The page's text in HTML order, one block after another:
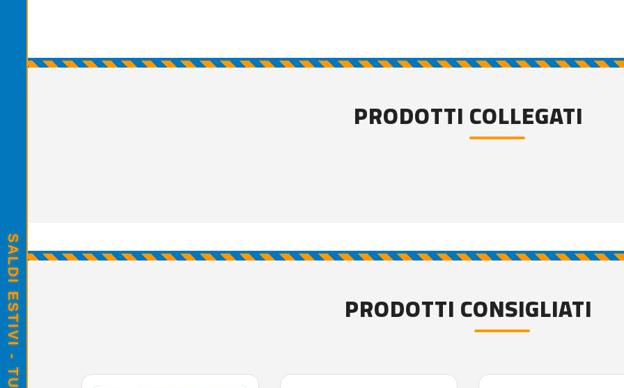
PRODOTTI COLLEGATI
PRODOTTI CONSIGLIATI